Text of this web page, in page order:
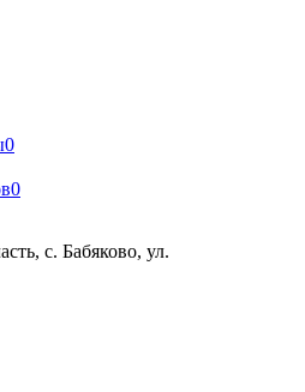
0
0
с. Бабяково, ул.